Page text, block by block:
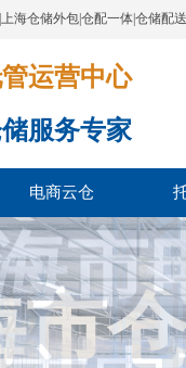
海仓储外包|仓配一体|仓储配
运营中心​​​​​​​​​​​​​​​​​
服务专家
电商云仓
市
市